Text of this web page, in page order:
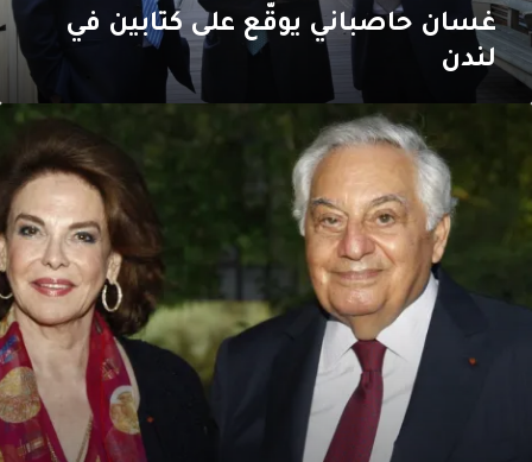
غسان حاصباني يوقّع على كتابين في
لندن
منتدى